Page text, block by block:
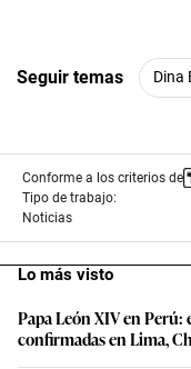
Seguir temas Dina
Conforme a los criterios de
Tipo de trabajo:
Noticias
Lo más visto
Papa León XIV en Perú:
confirmadas en Lima,